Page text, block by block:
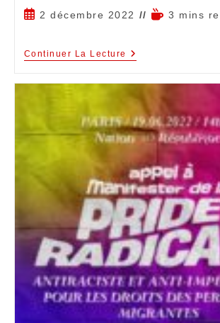
2 décembre 2022 3 mins
Continuer La Lecture